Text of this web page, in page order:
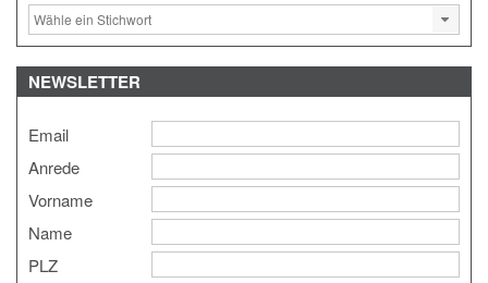
NEWSLETTER
Email
Anrede
Vorname
Name
PLZ